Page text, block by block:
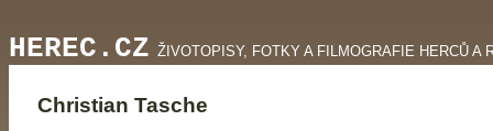
HEREC.CZ ŽIVOTOPISY, FOTKY A FILMOGRAFIE HERCŮ A
Christian Tasche